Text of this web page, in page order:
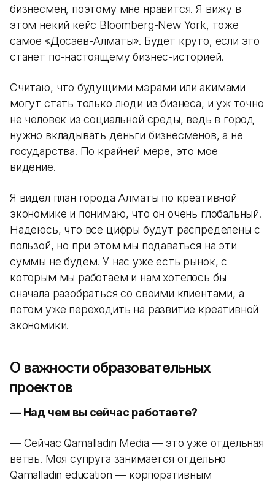
бизнесмен, поэтому мне нравится. Я вижу в
этом некий кейс Bloomberg-New York, тоже
самое «Досаев-Алматы». Будет круто, если это
станет по-настоящему бизнес-историей.
Считаю, что будущими мэрами или акимами
могут стать только люди из бизнеса, и уж точно
не человек из социальной среды, ведь в город
нужно вкладывать деньги бизнесменов, а не
государства. По крайней мере, это мое
видение.
Я видел план города Алматы по креативной
экономике и понимаю, что он очень глобальный.
Надеюсь, что все цифры будут распределены с
пользой, но при этом мы подаваться на эти
суммы не будем. У нас уже есть рынок, с
которым мы работаем и нам хотелось бы
сначала разобраться со своими клиентами, а
потом уже переходить на развитие креативной
экономики.
О важности образовательных
проектов
— Над чем вы сейчас работаете?
— Сейчас Qamalladin Media — это уже отдельная
ветвь. Моя супруга занимается отдельно
Qamalladin education — корпоративным